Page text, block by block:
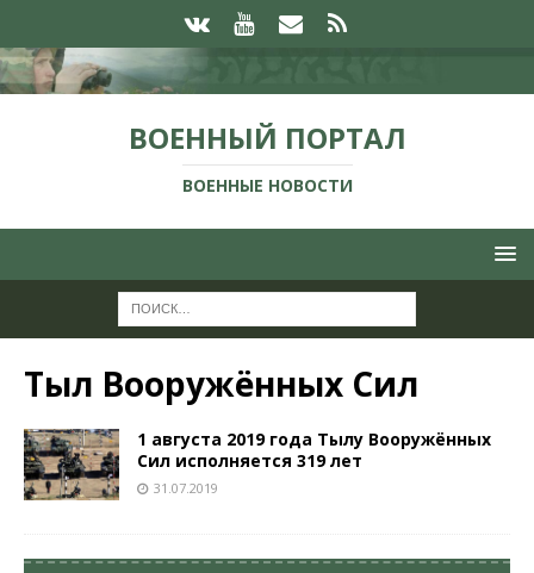
ВОЕННЫЙ ПОРТАЛ
ВОЕННЫЕ НОВОСТИ
Тыл Вооружённых Сил
1 августа 2019 года Тылу Вооружённых
Сил исполняется 319 лет
31.07.2019